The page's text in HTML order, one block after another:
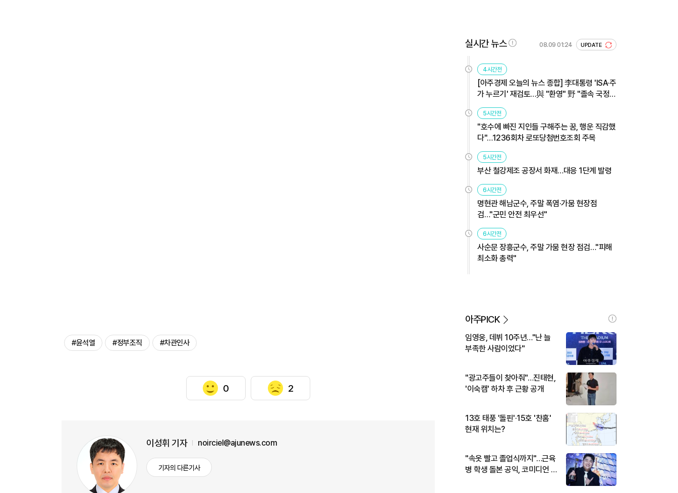
#윤석열 #정부조직 #차관인사
0 2
이성휘 기자 noirciel@ajunews.com
기자의 다른기사
실시간 뉴스 08.09 01:24 UPDATE
4시간전
[아주경제 오늘의 뉴스 종합] 李대통령 'ISA·주
가 누르기' 재검토…與 "환영" 野 "졸속 국정"
外
5시간전
"호수에 빠진 지인들 구해주는 꿈, 행운 직감했
다"…1236회차 로또당첨번호조회 주목
5시간전
부산 철강제조 공장서 화재…대응 1단계 발령
6시간전
명현관 해남군수, 주말 폭염·가뭄 현장점
검…"군민 안전 최우선"
6시간전
사순문 장흥군수, 주말 가뭄 현장 점검…"피해
최소화 총력"
아주PICK
임영웅, 데뷔 10주년…"난 늘
부족한 사람이었다"
"광고주들이 찾아줘"…진태현,
'이숙캠' 하차 후 근황 공개
13호 태풍 '돌핀'·15호 '찬홈'
현재 위치는?
"속옷 빨고 졸업식까지"…근육
병 학생 돌본 공익, 코미디언 김